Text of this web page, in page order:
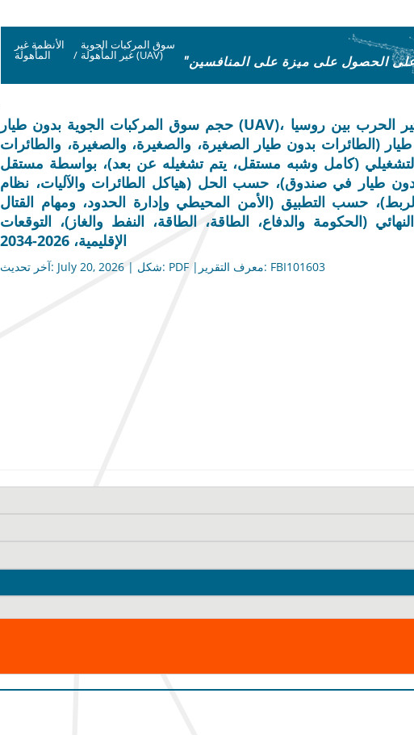
الأنظمة غير
المأهولة /
سوق المركبات الجوية
غير المأهولة (UAV)
حجم سوق المركبات الجوية بدون طيار (UAV)، والحصة، وتحليل الصناعة، وتحليل تأثير الحرب بين روسيا
(الطائرات بدون طيار الصغيرة، والصغيرة، والصغيرة، والطائرات
(كامل وشبه مستقل، يتم تشغيله عن بعد)، بواسطة مستقل
طيار في صندوق)، حسب الحل (هياكل الطائرات والآليات، نظام
حسب التطبيق (الأمن المحيطي وإدارة الحدود، ومهام القتال
(الحكومة والدفاع، الطاقة، الطاقة، النفط والغاز)، التوقعات
الإقليمية، 2026-2034
آخر تحديث: July 20, 2026 | شكل: PDF |معرف التقرير: FBI101603